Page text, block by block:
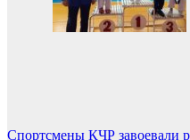
Спортсмены КЧР завоевали